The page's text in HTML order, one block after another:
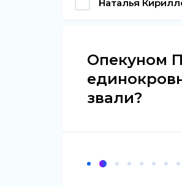
Наталья
Опекуном
звали?